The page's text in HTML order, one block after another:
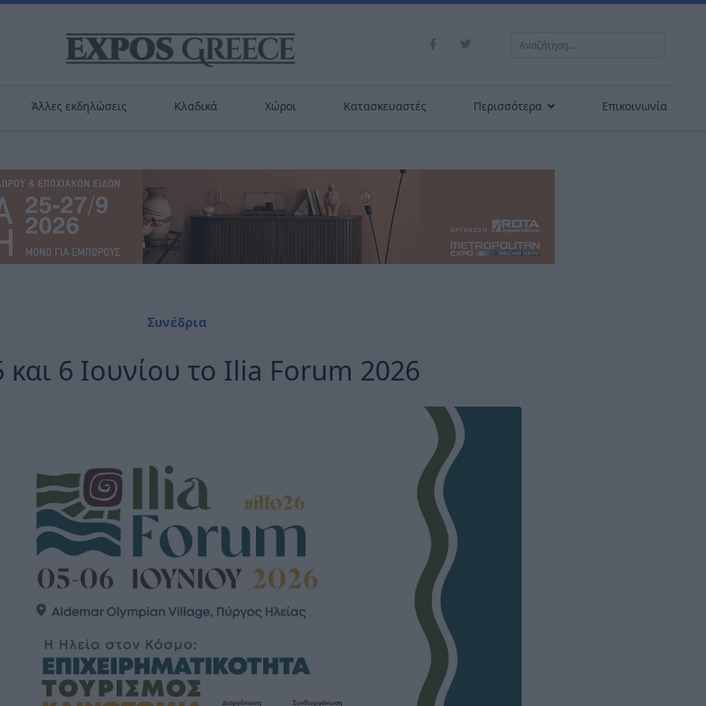
Αναζήτηση...
Άλλες εκδηλώσεις Κλαδικά Χώροι Κατασκευαστές Περισσότερα Επικοινωνία
Συνέδρια
και 6 Ιουνίου το Ilia Forum 2026